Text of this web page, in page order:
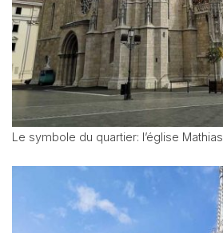
Le symbole du quartier: l’église Mathias